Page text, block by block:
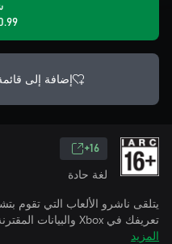
إضافة إلى
16+
لغة حادة
يتلقى ناشرو الألعاب التي تقوم
تعريفك في Xbox والبيانات المقترنة بينما تمارس الألعاب.
المزيد